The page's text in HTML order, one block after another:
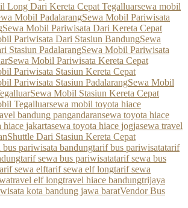
Long Dari Kereta Cepat Tegalluarsewa mobil
Mobil PadalarangSewa Mobil Pariwisata
Sewa Mobil Pariwisata Dari Kereta Cepat
Pariwisata Dari Stasiun BandungSewa
Stasiun PadalarangSewa Mobil Pariwisata
Sewa Mobil Pariwisata Kereta Cepat
Pariwisata Stasiun Kereta Cepat
Pariwisata Stasiun PadalarangSewa Mobil
Sewa Mobil Stasiun Kereta Cepat
Tegalluarsewa mobil toyota hiace
bandung pangandaransewa toyota hiace
hiace jakartasewa toyota hiace jogjasewa travel
Shuttle Dari Stasiun Kereta Cepat
bus pariwisata bandungtarif bus pariwisatatarif
tarif sewa bus pariwisatatarif sewa bus
sewa elftarif sewa elf longtarif sewa
travel elf longtravel hiace bandungtrijaya
kota bandung jawa baratVendor Bus